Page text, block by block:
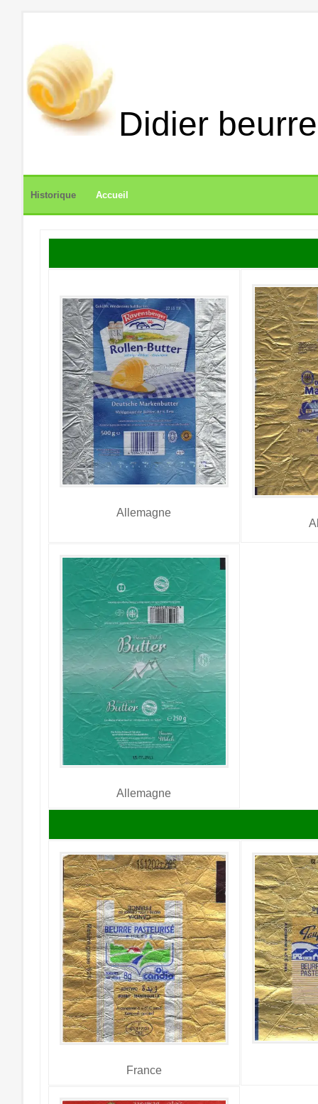
Didier beurre
Historique Accueil
Allemagne
Allemagne
France